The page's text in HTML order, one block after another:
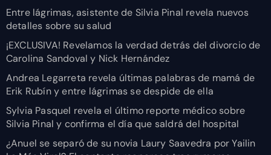
Entre lágrimas, asistente de Silvia Pinal revela nuevos
detalles sobre su salud
¡EXCLUSIVA! Revelamos la verdad detrás del divorcio de
Carolina Sandoval y Nick Hernández
Andrea Legarreta revela últimas palabras de mamá de
Erik Rubín y entre lágrimas se despide de ella
Sylvia Pasquel revela el último reporte médico sobre
Silvia Pinal y confirma el día que saldrá del hospital
¿Anuel se separó de su novia Laury Saavedra por Yailin